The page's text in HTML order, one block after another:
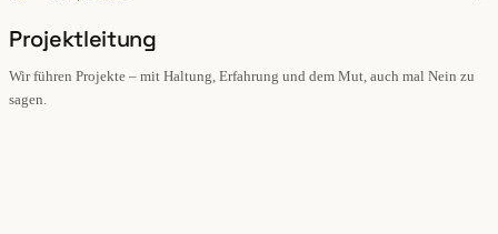
Projektleitung
Wir führen Projekte – mit Haltung, Erfahrung und dem Mut, auch mal Nein zu
sagen.